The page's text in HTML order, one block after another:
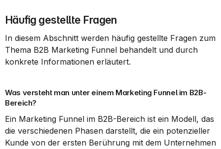
Häufig gestellte Fragen
In diesem Abschnitt werden häufig gestellte Fragen zum
Thema B2B Marketing Funnel behandelt und durch
konkrete Informationen erläutert.
Was versteht man unter einem Marketing Funnel im B2B-
Bereich?
Ein Marketing Funnel im B2B-Bereich ist ein Modell, das
die verschiedenen Phasen darstellt, die ein potenzieller
Kunde von der ersten Berührung mit dem Unternehmen